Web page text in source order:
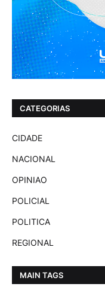
CATEGORIAS
CIDADE
NACIONAL
OPINIAO
POLICIAL
POLITICA
REGIONAL
MAIN TAGS